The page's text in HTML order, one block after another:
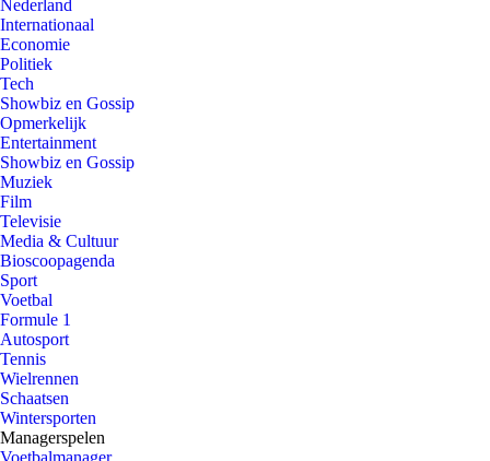
Nederland
Internationaal
Economie
Politiek
Tech
Showbiz en Gossip
Opmerkelijk
Entertainment
Showbiz en Gossip
Muziek
Film
Televisie
Media & Cultuur
Bioscoopagenda
Sport
Voetbal
Formule 1
Autosport
Tennis
Wielrennen
Schaatsen
Wintersporten
Managerspelen
Voetbalmanager